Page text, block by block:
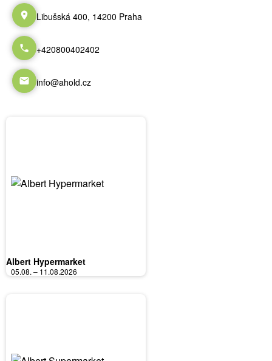
Libušská 400, 14200 Praha
+420800402402
info@ahold.cz
Albert Hypermarket
05.08. – 11.08.2026